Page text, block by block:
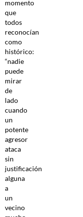
momento
que
todos
reconocían
como
histórico:
“nadie
puede
mirar
de
lado
cuando
un
potente
agresor
ataca
sin
justificación
alguna
a
un
vecino